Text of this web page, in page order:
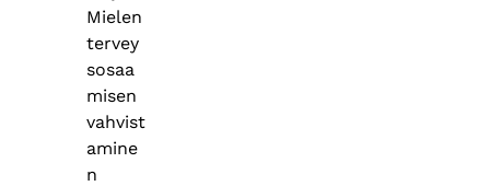
Mielen
tervey
sosaa
misen
vahvist
amine
n